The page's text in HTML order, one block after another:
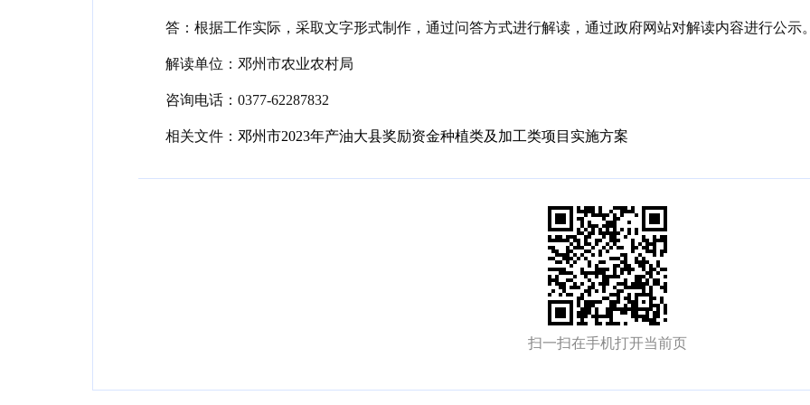
答：根据工作实际，采取文字形式制作，通过问答方式进行解读，通过政府网站对解读内容进行公示
解读单位：邓州市农业农村局
咨询电话：0377-62287832
相关文件： 邓州市2023年产油大县奖励资金种植类及加工类项目实施方案
扫一扫在手机打开当前页